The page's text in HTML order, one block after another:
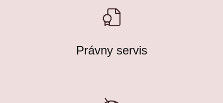
Právny servis